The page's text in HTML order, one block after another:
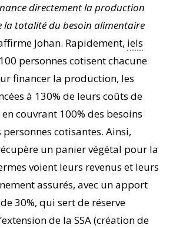
directement la production
la totalité du besoin alimentaire
Johan. Rapidement, iels
personnes cotisent chacune
financer la production, les
à 130% de leurs coûts de
couvrant 100% des besoins
cotisantes. Ainsi,
un panier végétal pour la
voient leurs revenus et leurs
assurés, avec un apport
30%, qui sert de réserve
de la SSA (création de